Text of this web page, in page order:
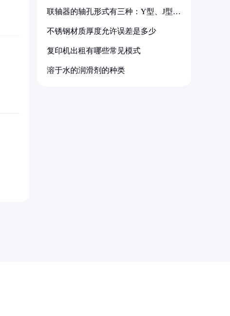
联轴器的轴孔形式有三种：Y型、J型、
不锈钢材质厚度允许误差是多少
复印机出租有哪些常见模式
溶于水的润滑剂的种类